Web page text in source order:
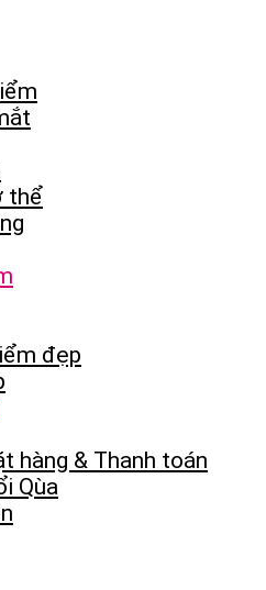
thể
đẹp
hàng & Thanh toán
Qùa